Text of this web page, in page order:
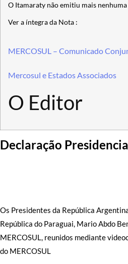
O Itamaraty não emitiu mais
Ver a íntegra da Nota :
MERCOSUL – Comunicado
Mercosul e Estados Associados
O Editor
Declaração
Os Presidentes da República
República do Paraguai, Mario Abdo
MERCOSUL, reunidos mediante
do MERCOSUL